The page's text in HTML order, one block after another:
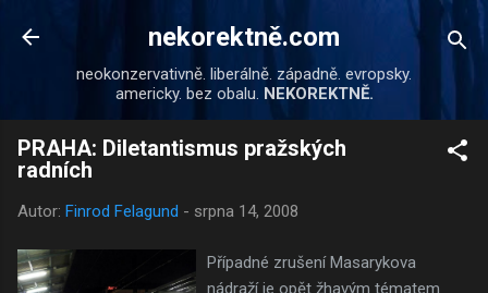
Přeskočit na hlavní obsah
nekorektně.com
neokonzervativně. liberálně. západně. evropsky.
americky. bez obalu. NEKOREKTNĚ.
PRAHA: Diletantismus pražských
radních
Autor: Finrod Felagund - srpna 14, 2008
Případné zrušení Masarykova
nádraží je opět žhavým tématem